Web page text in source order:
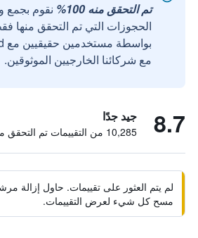
تم التحقق منه 100%
نقوم بجمع
الحجوزات التي تم التحقق منها
مع شركائنا الخارجيين الموثوقين.
8.7 جيد جدًا
10,285 من التقييمات تم التحقق منها
لم يتم العثور على تقييمات. حاول إزالة
مسح كل شيء لعرض التقييمات.